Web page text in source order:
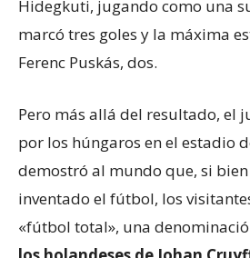
Hidegkuti, jugando como una
marcó tres goles y la máxima
Ferenc Puskás, dos.
Pero más allá del resultado, el
por los húngaros en el estadio
demostró al mundo que, si
inventado el fútbol, los
«fútbol total», una